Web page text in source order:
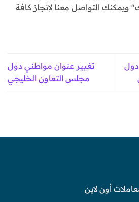
ويمكنك التواصل معنا لإنجاز كافة
تغيير عنوان مواطني دول
مجلس التعاون الخليجي
أون لاين